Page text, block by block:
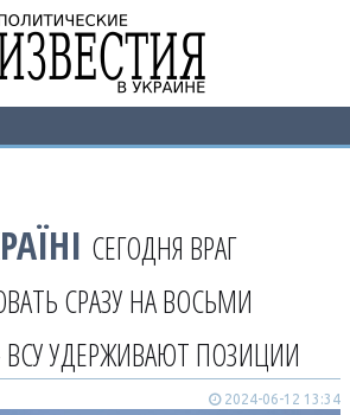
СЕГОДНЯ ВРАГ
СРАЗУ НА ВОСЬМИ
ВСУ УДЕРЖИВАЮТ ПОЗИЦИИ
2024-06-12 13:34